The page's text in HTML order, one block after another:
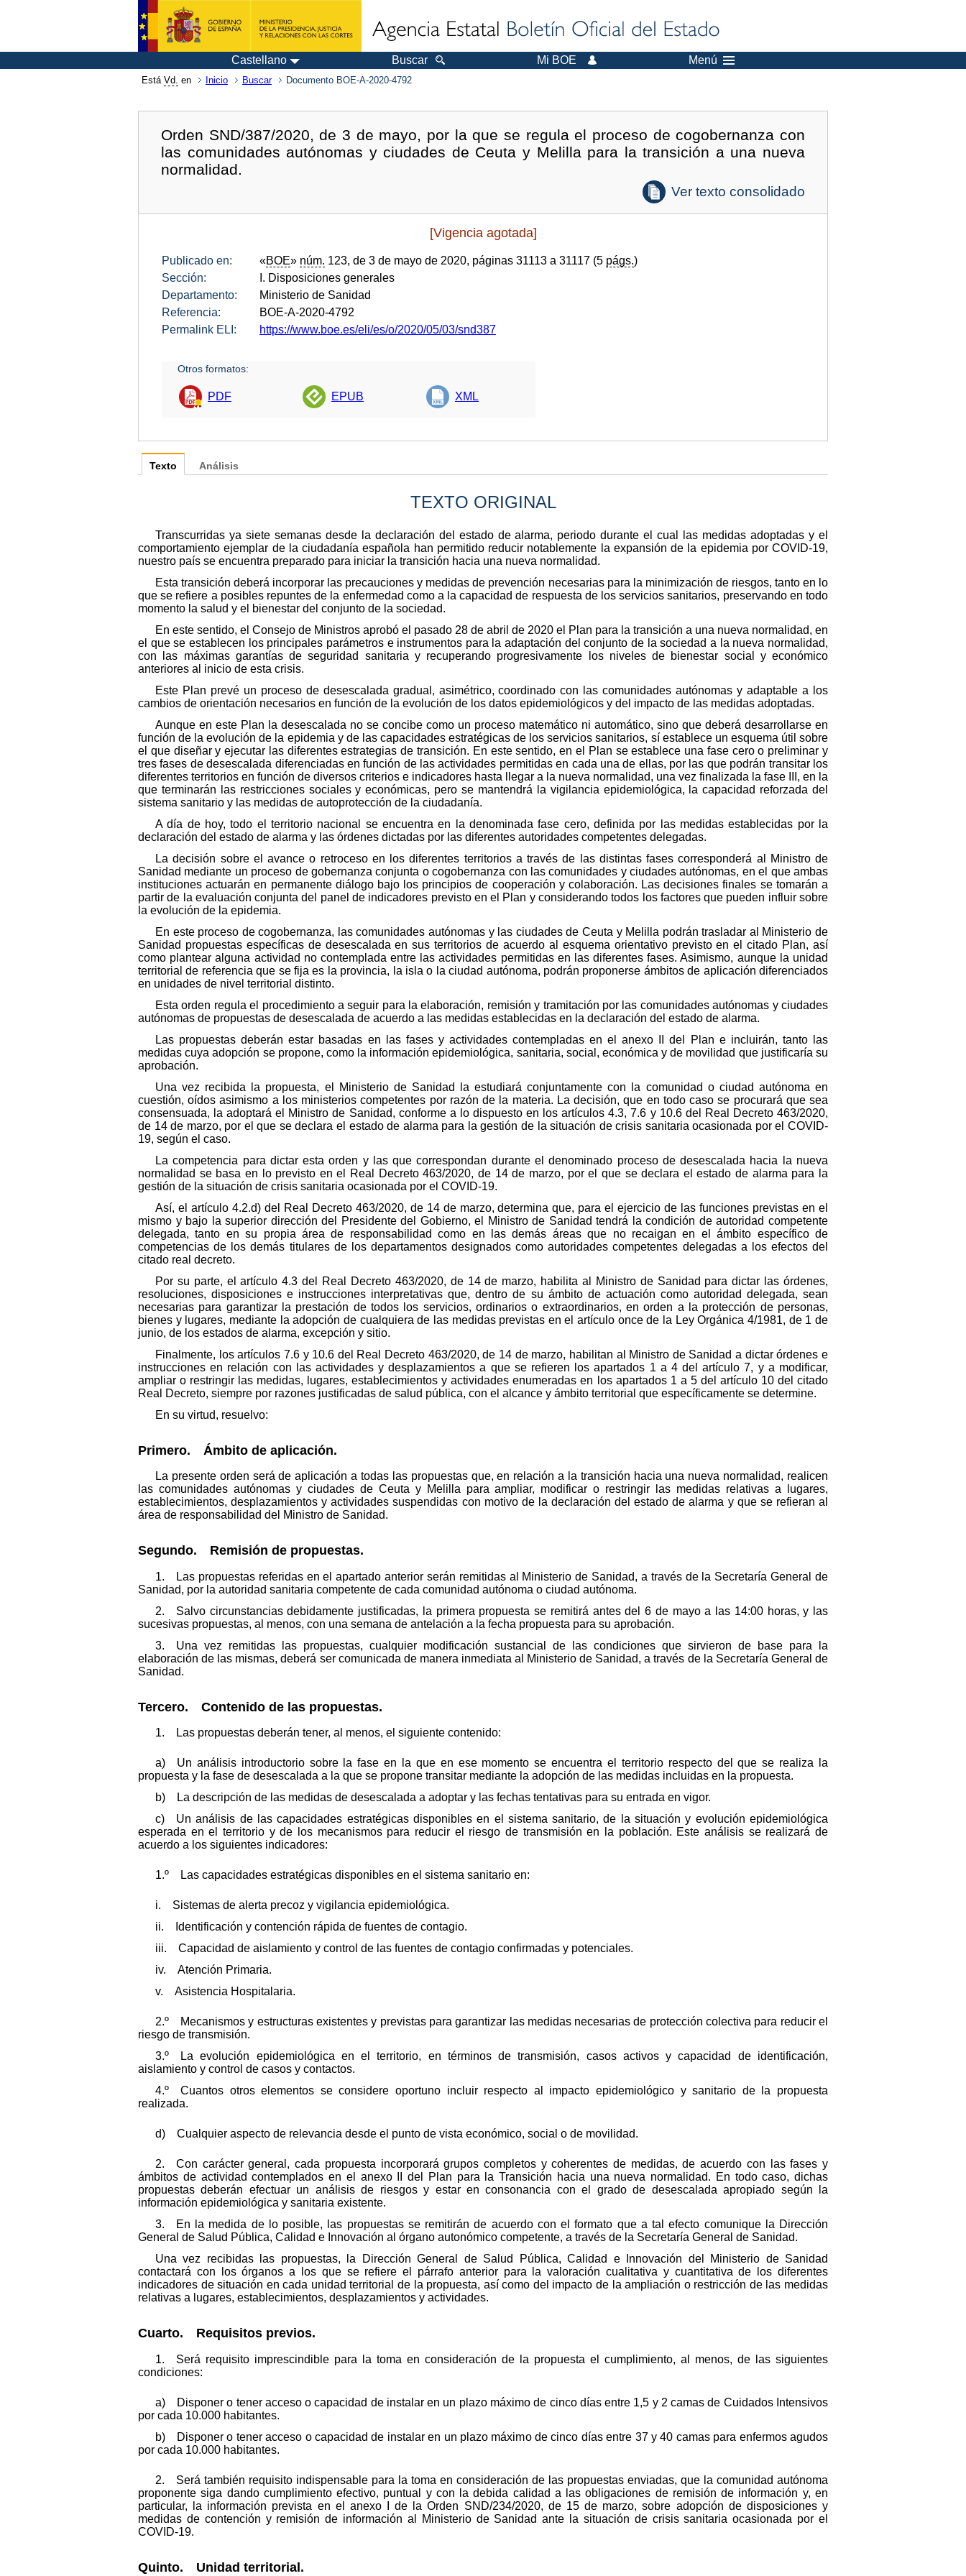
Castellano Buscar Mi BOE Menú
Está Vd. en Inicio Buscar Documento BOE-A-2020-4792
Orden SND/387/2020, de 3 de mayo, por la que se regula el proceso de cogobernanza con
las comunidades autónomas y ciudades de Ceuta y Melilla para la transición a una nueva
normalidad.
Ver texto consolidado
[Vigencia agotada]
Publicado en: «BOE» núm. 123, de 3 de mayo de 2020, páginas 31113 a 31117 (5 págs.)
Sección:
I. Disposiciones generales
Departamento:
Ministerio de Sanidad
Referencia:
BOE-A-2020-4792
Permalink ELI:
https://www.boe.es/eli/es/o/2020/05/03/snd387
Otros formatos:
PDF EPUB XML
Texto
TEXTO ORIGINAL
Transcurridas ya siete semanas desde la declaración del estado de alarma, periodo durante el cual las medidas adoptadas y el
comportamiento ejemplar de la ciudadanía española han permitido reducir notablemente la expansión de la epidemia por COVID-19,
nuestro país se encuentra preparado para iniciar la transición hacia una nueva normalidad.
Esta transición deberá incorporar las precauciones y medidas de prevención necesarias para la minimización de riesgos, tanto en lo
que se refiere a posibles repuntes de la enfermedad como a la capacidad de respuesta de los servicios sanitarios, preservando en todo
momento la salud y el bienestar del conjunto de la sociedad.
En este sentido, el Consejo de Ministros aprobó el pasado 28 de abril de 2020 el Plan para la transición a una nueva normalidad, en
el que se establecen los principales parámetros e instrumentos para la adaptación del conjunto de la sociedad a la nueva normalidad,
con las máximas garantías de seguridad sanitaria y recuperando progresivamente los niveles de bienestar social y económico
anteriores al inicio de esta crisis.
Este Plan prevé un proceso de desescalada gradual, asimétrico, coordinado con las comunidades autónomas y adaptable a los
cambios de orientación necesarios en función de la evolución de los datos epidemiológicos y del impacto de las medidas adoptadas.
Aunque en este Plan la desescalada no se concibe como un proceso matemático ni automático, sino que deberá desarrollarse en
función de la evolución de la epidemia y de las capacidades estratégicas de los servicios sanitarios, sí establece un esquema útil sobre
el que diseñar y ejecutar las diferentes estrategias de transición. En este sentido, en el Plan se establece una fase cero o preliminar y
tres fases de desescalada diferenciadas en función de las actividades permitidas en cada una de ellas, por las que podrán transitar los
diferentes territorios en función de diversos criterios e indicadores hasta llegar a la nueva normalidad, una vez finalizada la fase III, en la
que terminarán las restricciones sociales y económicas, pero se mantendrá la vigilancia epidemiológica, la capacidad reforzada del
sistema sanitario y las medidas de autoprotección de la ciudadanía.
A día de hoy, todo el territorio nacional se encuentra en la denominada fase cero, definida por las medidas establecidas por la
declaración del estado de alarma y las órdenes dictadas por las diferentes autoridades competentes delegadas.
La decisión sobre el avance o retroceso en los diferentes territorios a través de las distintas fases corresponderá al Ministro de
Sanidad mediante un proceso de gobernanza conjunta o cogobernanza con las comunidades y ciudades autónomas, en el que ambas
instituciones actuarán en permanente diálogo bajo los principios de cooperación y colaboración. Las decisiones finales se tomarán a
partir de la evaluación conjunta del panel de indicadores previsto en el Plan y considerando todos los factores que pueden influir sobre
la evolución de la epidemia.
En este proceso de cogobernanza, las comunidades autónomas y las ciudades de Ceuta y Melilla podrán trasladar al Ministerio de
Sanidad propuestas específicas de desescalada en sus territorios de acuerdo al esquema orientativo previsto en el citado Plan, así
como plantear alguna actividad no contemplada entre las actividades permitidas en las diferentes fases. Asimismo, aunque la unidad
territorial de referencia que se fija es la provincia, la isla o la ciudad autónoma, podrán proponerse ámbitos de aplicación diferenciados
en unidades de nivel territorial distinto.
Esta orden regula el procedimiento a seguir para la elaboración, remisión y tramitación por las comunidades autónomas y ciudades
autónomas de propuestas de desescalada de acuerdo a las medidas establecidas en la declaración del estado de alarma.
Las propuestas deberán estar basadas en las fases y actividades contempladas en el anexo II del Plan e incluirán, tanto las
medidas cuya adopción se propone, como la información epidemiológica, sanitaria, social, económica y de movilidad que justificaría su
aprobación.
Una vez recibida la propuesta, el Ministerio de Sanidad la estudiará conjuntamente con la comunidad o ciudad autónoma en
cuestión, oídos asimismo a los ministerios competentes por razón de la materia. La decisión, que en todo caso se procurará que sea
consensuada, la adoptará el Ministro de Sanidad, conforme a lo dispuesto en los artículos 4.3, 7.6 y 10.6 del Real Decreto 463/2020,
de 14 de marzo, por el que se declara el estado de alarma para la gestión de la situación de crisis sanitaria ocasionada por el COVID-
19, según el caso.
La competencia para dictar esta orden y las que correspondan durante el denominado proceso de desescalada hacia la nueva
normalidad se basa en lo previsto en el Real Decreto 463/2020, de 14 de marzo, por el que se declara el estado de alarma para la
gestión de la situación de crisis sanitaria ocasionada por el COVID-19.
Así, el artículo 4.2.d) del Real Decreto 463/2020, de 14 de marzo, determina que, para el ejercicio de las funciones previstas en el
mismo y bajo la superior dirección del Presidente del Gobierno, el Ministro de Sanidad tendrá la condición de autoridad competente
delegada, tanto en su propia área de responsabilidad como en las demás áreas que no recaigan en el ámbito específico de
competencias de los demás titulares de los departamentos designados como autoridades competentes delegadas a los efectos del
citado real decreto.
Por su parte, el artículo 4.3 del Real Decreto 463/2020, de 14 de marzo, habilita al Ministro de Sanidad para dictar las órdenes,
resoluciones, disposiciones e instrucciones interpretativas que, dentro de su ámbito de actuación como autoridad delegada, sean
necesarias para garantizar la prestación de todos los servicios, ordinarios o extraordinarios, en orden a la protección de personas,
bienes y lugares, mediante la adopción de cualquiera de las medidas previstas en el artículo once de la Ley Orgánica 4/1981, de 1 de
junio, de los estados de alarma, excepción y sitio.
Finalmente, los artículos 7.6 y 10.6 del Real Decreto 463/2020, de 14 de marzo, habilitan al Ministro de Sanidad a dictar órdenes e
instrucciones en relación con las actividades y desplazamientos a que se refieren los apartados 1 a 4 del artículo 7, y a modificar,
ampliar o restringir las medidas, lugares, establecimientos y actividades enumeradas en los apartados 1 a 5 del artículo 10 del citado
Real Decreto, siempre por razones justificadas de salud pública, con el alcance y ámbito territorial que específicamente se determine.
En su virtud, resuelvo:
Primero. Ámbito de aplicación.
La presente orden será de aplicación a todas las propuestas que, en relación a la transición hacia una nueva normalidad, realicen
las comunidades autónomas y ciudades de Ceuta y Melilla para ampliar, modificar o restringir las medidas relativas a lugares,
establecimientos, desplazamientos y actividades suspendidas con motivo de la declaración del estado de alarma y que se refieran al
área de responsabilidad del Ministro de Sanidad.
Segundo. Remisión de propuestas.
1. Las propuestas referidas en el apartado anterior serán remitidas al Ministerio de Sanidad, a través de la Secretaría General de
Sanidad, por la autoridad sanitaria competente de cada comunidad autónoma o ciudad autónoma.
2. Salvo circunstancias debidamente justificadas, la primera propuesta se remitirá antes del 6 de mayo a las 14:00 horas, y las
sucesivas propuestas, al menos, con una semana de antelación a la fecha propuesta para su aprobación.
3. Una vez remitidas las propuestas, cualquier modificación sustancial de las condiciones que sirvieron de base para la
elaboración de las mismas, deberá ser comunicada de manera inmediata al Ministerio de Sanidad, a través de la Secretaría General de
Sanidad.
Tercero. Contenido de las propuestas.
1. Las propuestas deberán tener, al menos, el siguiente contenido:
a) Un análisis introductorio sobre la fase en la que en ese momento se encuentra el territorio respecto del que se realiza la
propuesta y la fase de desescalada a la que se propone transitar mediante la adopción de las medidas incluidas en la propuesta.
b) La descripción de las medidas de desescalada a adoptar y las fechas tentativas para su entrada en vigor.
c) Un análisis de las capacidades estratégicas disponibles en el sistema sanitario, de la situación y evolución epidemiológica
esperada en el territorio y de los mecanismos para reducir el riesgo de transmisión en la población. Este análisis se realizará de
acuerdo a los siguientes indicadores:
1.º Las capacidades estratégicas disponibles en el sistema sanitario en:
i. Sistemas de alerta precoz y vigilancia epidemiológica.
ii. Identificación y contención rápida de fuentes de contagio.
iii. Capacidad de aislamiento y control de las fuentes de contagio confirmadas y potenciales.
iv. Atención Primaria.
v. Asistencia Hospitalaria.
2.º Mecanismos y estructuras existentes y previstas para garantizar las medidas necesarias de protección colectiva para reducir el
riesgo de transmisión.
3.º La evolución epidemiológica en el territorio, en términos de transmisión, casos activos y capacidad de identificación,
aislamiento y control de casos y contactos.
4.º Cuantos otros elementos se considere oportuno incluir respecto al impacto epidemiológico y sanitario de la propuesta
realizada.
d) Cualquier aspecto de relevancia desde el punto de vista económico, social o de movilidad.
2. Con carácter general, cada propuesta incorporará grupos completos y coherentes de medidas, de acuerdo con las fases y
ámbitos de actividad contemplados en el anexo II del Plan para la Transición hacia una nueva normalidad. En todo caso, dichas
propuestas deberán efectuar un análisis de riesgos y estar en consonancia con el grado de desescalada apropiado según la
información epidemiológica y sanitaria existente.
3. En la medida de lo posible, las propuestas se remitirán de acuerdo con el formato que a tal efecto comunique la Dirección
General de Salud Pública, Calidad e Innovación al órgano autonómico competente, a través de la Secretaría General de Sanidad.
Una vez recibidas las propuestas, la Dirección General de Salud Pública, Calidad e Innovación del Ministerio de Sanidad
contactará con los órganos a los que se refiere el párrafo anterior para la valoración cualitativa y cuantitativa de los diferentes
indicadores de situación en cada unidad territorial de la propuesta, así como del impacto de la ampliación o restricción de las medidas
relativas a lugares, establecimientos, desplazamientos y actividades.
Cuarto. Requisitos previos.
1. Será requisito imprescindible para la toma en consideración de la propuesta el cumplimiento, al menos, de las siguientes
condiciones:
a) Disponer o tener acceso o capacidad de instalar en un plazo máximo de cinco días entre 1,5 y 2 camas de Cuidados Intensivos
por cada 10.000 habitantes.
b) Disponer o tener acceso o capacidad de instalar en un plazo máximo de cinco días entre 37 y 40 camas para enfermos agudos
por cada 10.000 habitantes.
2. Será también requisito indispensable para la toma en consideración de las propuestas enviadas, que la comunidad autónoma
proponente siga dando cumplimiento efectivo, puntual y con la debida calidad a las obligaciones de remisión de información y, en
particular, la información prevista en el anexo I de la Orden SND/234/2020, de 15 de marzo, sobre adopción de disposiciones y
medidas de contención y remisión de información al Ministerio de Sanidad ante la situación de crisis sanitaria ocasionada por el
COVID-19.
Quinto. Unidad territorial.
Análisis